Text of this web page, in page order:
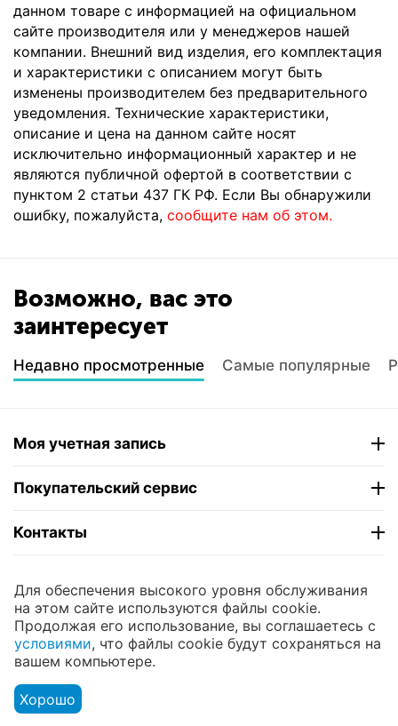
данном товаре с информацией на официальном
сайте производителя или у менеджеров нашей
компании. Внешний вид изделия, его комплектация
и характеристики с описанием могут быть
изменены производителем без предварительного
уведомления. Технические характеристики,
описание и цена на данном сайте носят
исключительно информационный характер и не
являются публичной офертой в соответствии с
пунктом 2 статьи 437 ГК РФ. Если Вы обнаружили
ошибку, пожалуйста, сообщите нам об этом.
Возможно, вас это
заинтересует
Недавно просмотренные Самые популярные
Моя учетная запись
Покупательский сервис
Контакты
© 2004 - 2026 ЮНИКОМП. На базе CS-Cart
премиум темы —© AB: UniTheme2
Меню
Для обеспечения высокого уровня обслуживания
на этом сайте используются файлы cookie.
Продолжая его использование, вы соглашаетесь с
условиями, что файлы cookie будут сохраняться на
вашем компьютере.
Хорошо